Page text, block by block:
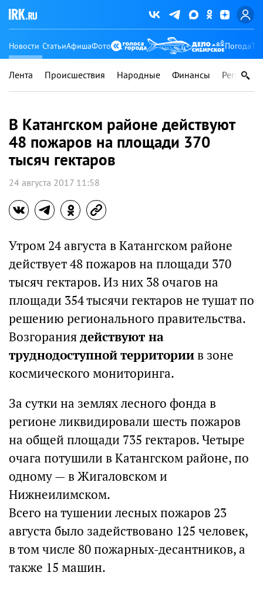
Новости СтатьиАфишаФото Погода
Лента Происшествия Народные Финансы Регионы
В Катангском районе действуют
48 пожаров на площади 370
тысяч гектаров
24 августа 2017 11:58
Утром 24 августа в Катангском районе
действует 48 пожаров на площади 370
тысяч гектаров. Из них 38 очагов на
площади 354 тысячи гектаров не тушат по
решению регионального правительства.
Возгораниядействуют на
труднодоступной территориив зоне
космического мониторинга.
За сутки на землях лесного фонда в
регионе ликвидировали шесть пожаров
на общей площади 735 гектаров. Четыре
очага потушили в Катангском районе, по
одному — в Жигаловском и
Нижнеилимском.
Всего на тушении лесных пожаров 23
августа было задействовано 125 человек,
в том числе 80 пожарных-десантников, а
также 15 машин.